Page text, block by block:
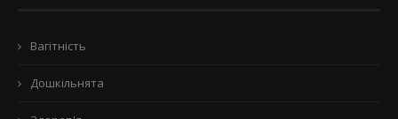
Вагітність
Дошкільнята